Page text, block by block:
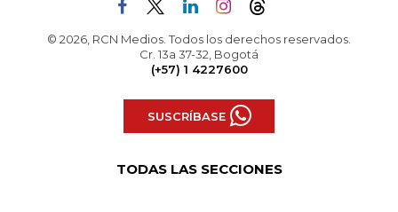
© 2026, RCN Medios. Todos los derechos reservados.
Cr. 13a 37-32, Bogotá
(+57) 1 4227600
SUSCRÍBASE
TODAS LAS SECCIONES